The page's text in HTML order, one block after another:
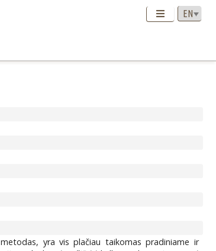
yra vis plačiau taikomas pradiniame ir